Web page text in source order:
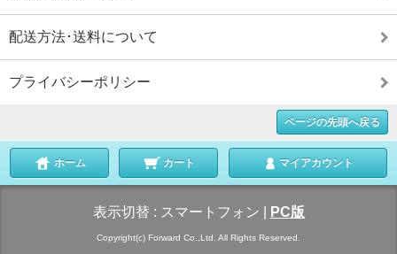
配送方法･送料について
プライバシーポリシー
ページの先頭へ戻る
ホーム カート マイアカウント
表示切替 : スマートフォン PC版
Copyright(c) Forward Co.,Ltd. All Rights Reserved.